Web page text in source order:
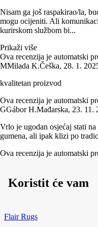
Nisam ga još raspakirao/la,
mogu ocijeniti. Ali
kurirskom službom bi...
Prikaži više
Ova recenzija je automatski
MMilada K.Češka, 28. 1.
kvalitetan proizvod
Ova recenzija je automatski
GGábor H.Mađarska, 23. 11.
Vrlo je ugodan osjećaj stati
gumena, ali ipak klizi po
Ova recenzija je automatski
Koristit će vam
Flair Rugs